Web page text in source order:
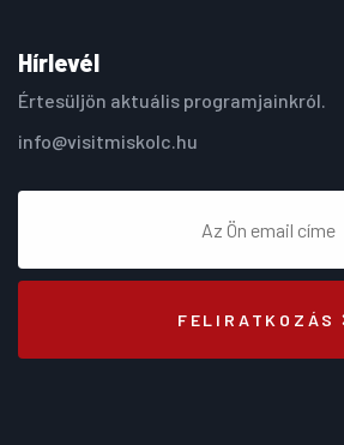
Hírlevél
Értesüljön aktuális programjainkról.
info@visitmiskolc.hu
FELIRATKOZÁS